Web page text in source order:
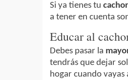
Si ya tienes tu
a tener en cuenta
Educar al
Debes pasar la
tendrás que dejar
hogar cuando vayas